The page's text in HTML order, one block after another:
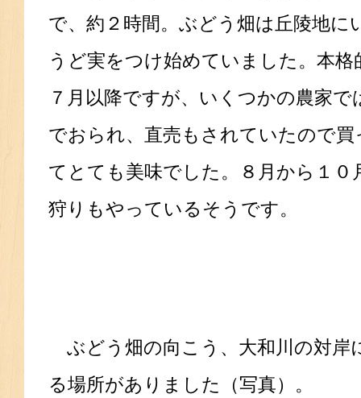
で、約２時間。ぶどう畑は丘陵地
うど実をつけ始めていました。本
７月以降ですが、いくつかの農家
でおられ、直売もされていたので
てとても美味でした。８月から１
狩りもやっているそうです。
ぶどう畑の向こう、大和川の対岸
る場所がありました（写真）。